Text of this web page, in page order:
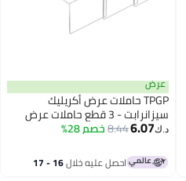
عرض
TPGP حاملات عرض أكريليك
سيزانرابت - 3 قطع حاملات عرض
مستطيلة شفافة للمقتنيات،
د.ك‏6.07
8.44خصم 28%
احصل عليه خلال 16 - 17